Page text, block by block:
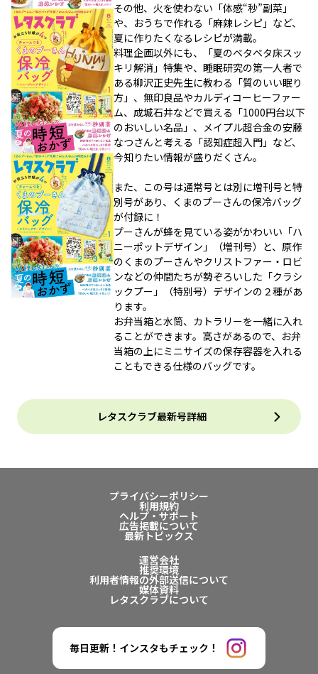
その他、火を使わない「体感“秒”副菜」
や、おうちで作れる「麻辣レシピ」など、
夏に作りたくなるレシピが満載。
料理企画以外にも、「夏のベタベタ床スッ
キリ解消」特集や、睡眠研究の第一人者で
ある柳沢正史先生に教わる「質のいい眠り
方」、無印良品やカルディコーヒーファー
ム、成城石井などで買える「1000円台以下
のおいしい名品」、メイプル超合金の安藤
なつさんと考える「認知症超入門」など、
今知りたい情報が盛りだくさん。
また、この号は通常号とは別に増刊号と特
別号があり、くまのプーさんの保冷バッグ
が付録に！
プーさんが蜂を見ている姿がかわいい「ハ
ニーポットデザイン」（増刊号）と、原作
のくまのプーさんやクリストファー・ロビ
ンなどの仲間たちが勢ぞろいした「クラシ
ックプー」（特別号）デザインの２種があ
ります。
お弁当箱と水筒、カトラリーを一緒に入れ
ることができます。高さがあるので、お弁
当箱の上にミニサイズの保存容器を入れる
こともできる仕様のバッグです。
レタスクラブ最新号詳細
プライバシーポリシー
利用規約
ヘルプ・サポート
広告掲載について
最新トピックス
運営会社
推奨環境
利用者情報の外部送信について
媒体資料
レタスクラブについて
毎日更新！インスタもチェック！